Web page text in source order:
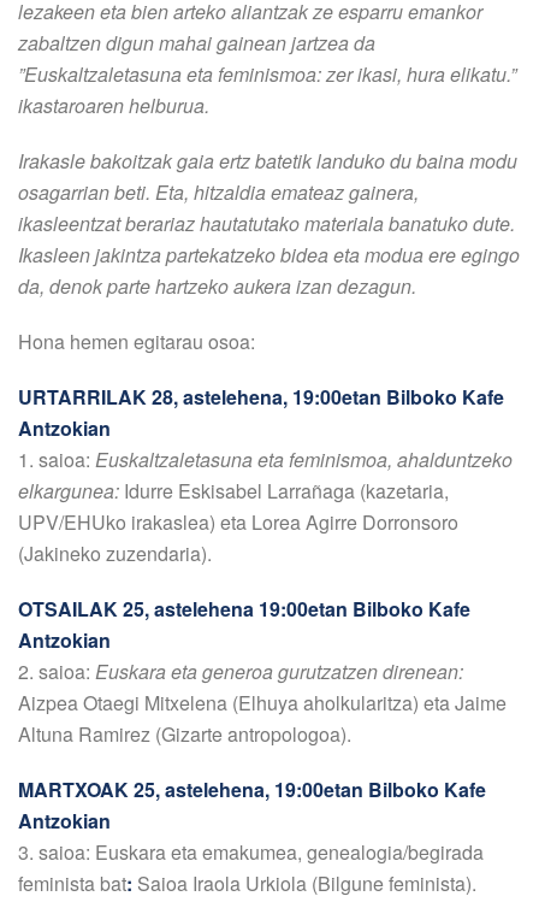
lezakeen eta bien arteko aliantzak ze esparru emankor
zabaltzen digun mahai gainean jartzea da
”Euskaltzaletasuna eta feminismoa: zer ikasi, hura elikatu.”
ikastaroaren helburua.
Irakasle bakoitzak gaia ertz batetik landuko du baina modu
osagarrian beti. Eta, hitzaldia emateaz gainera,
ikasleentzat berariaz hautatutako materiala banatuko dute.
Ikasleen jakintza partekatzeko bidea eta modua ere egingo
da, denok parte hartzeko aukera izan dezagun.
Hona hemen egitarau osoa:
URTARRILAK 28, astelehena, 19:00etan Bilboko Kafe
Antzokian
1. saioa: Euskaltzaletasuna eta feminismoa, ahalduntzeko
elkargunea: Idurre Eskisabel Larrañaga (kazetaria,
UPV/EHUko irakaslea) eta Lorea Agirre Dorronsoro
(Jakineko zuzendaria).
OTSAILAK 25, astelehena 19:00etan Bilboko Kafe
Antzokian
2. saioa: Euskara eta generoa gurutzatzen direnean:
Aizpea Otaegi Mitxelena (Elhuya aholkularitza) eta Jaime
Altuna Ramirez (Gizarte antropologoa).
MARTXOAK 25, astelehena, 19:00etan Bilboko Kafe
Antzokian
3. saioa: Euskara eta emakumea, genealogia/begirada
feminista bat: Saioa Iraola Urkiola (Bilgune feminista).